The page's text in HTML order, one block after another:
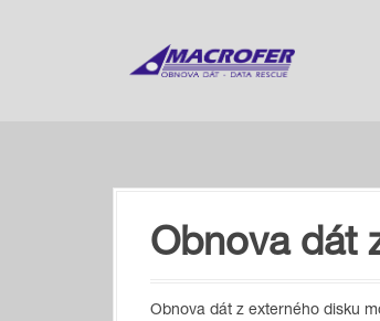
Obnova dát
Obnova dát z externého disku